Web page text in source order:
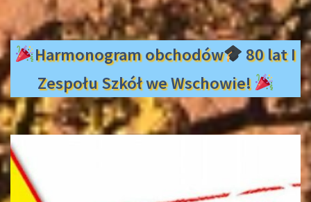
Harmonogram obchodów
80 lat I
Zespołu Szkół we Wschowie!